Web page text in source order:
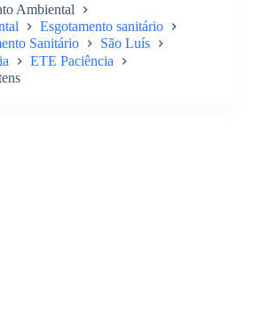
Ambiental
Esgotamento sanitário
Sanitário
São Luís
ETE Paciência